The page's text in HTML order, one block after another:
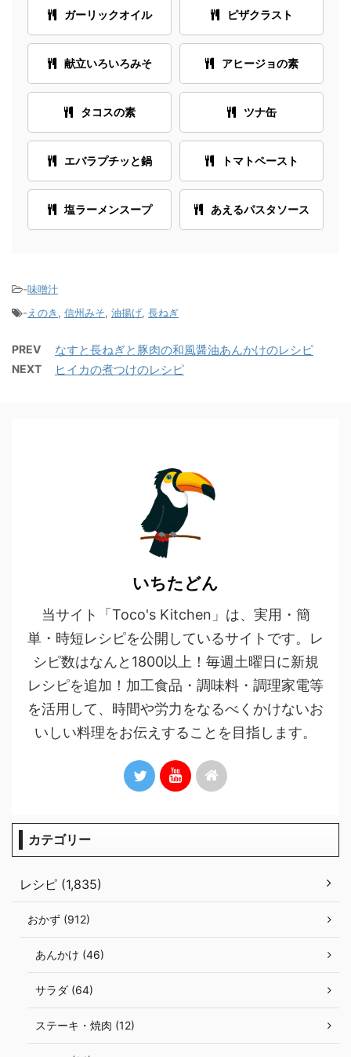
ガーリックオイル ピザクラスト
献立いろいろみそ アヒージョの素
タコスの素 ツナ缶
エバラプチッと鍋 トマトペースト
塩ラーメンスープ あえるパスタソース
-味噌汁
-えのき , 信州みそ, 油揚げ, 長ねぎ
PREV なすと長ねぎと豚肉の和風醤油あんかけのレシピ
NEXT ヒイカの煮つけのレシピ
いちたどん
当サイト「Toco's Kitchen」は、実用・簡
単・時短レシピを公開しているサイトです。レ
シピ数はなんと1800以上！毎週土曜日に新規
レシピを追加！加工食品・調味料・調理家電等
を活用して、時間や労力をなるべくかけないお
いしい料理をお伝えすることを目指します。
カテゴリー
レシピ (1,835)
おかず (912)
あんかけ (46)
サラダ (64)
ステーキ・焼肉 (12)